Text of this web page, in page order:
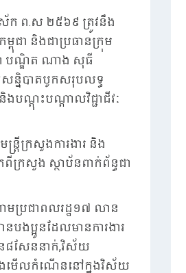
តស័ក ព.ស ២៥៦៩ ត្រូវនឹង
ពុជា និងជាប្រធានក្រុម
ា បណ្ឌិត ណាង សុធី
ន្និបាតបូកសរុបលទ្ធ
បណ្តុះបណ្តាលវិជ្ជាជីវៈ
ត្រីក្រសួងការងារ និង
ក្រសួង ស្ថាប័នពាក់ព័ន្ធជា
ោមប្រជាពលរដ្ឋ១៧ លាន
ងប្អូនដែលមានការងារ
៨សែននាក់,វិស័យ
ងមើលកំណើននៅក្នុងវិស័យ